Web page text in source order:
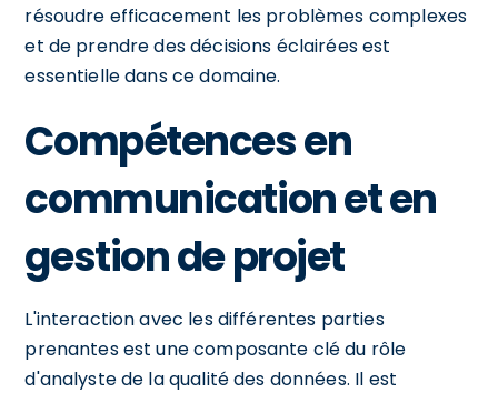
résoudre efficacement les problèmes complexes
et de prendre des décisions éclairées est
essentielle dans ce domaine.
Compétences en
communication et en
gestion de projet
L'interaction avec les différentes parties
prenantes est une composante clé du rôle
d'analyste de la qualité des données. Il est